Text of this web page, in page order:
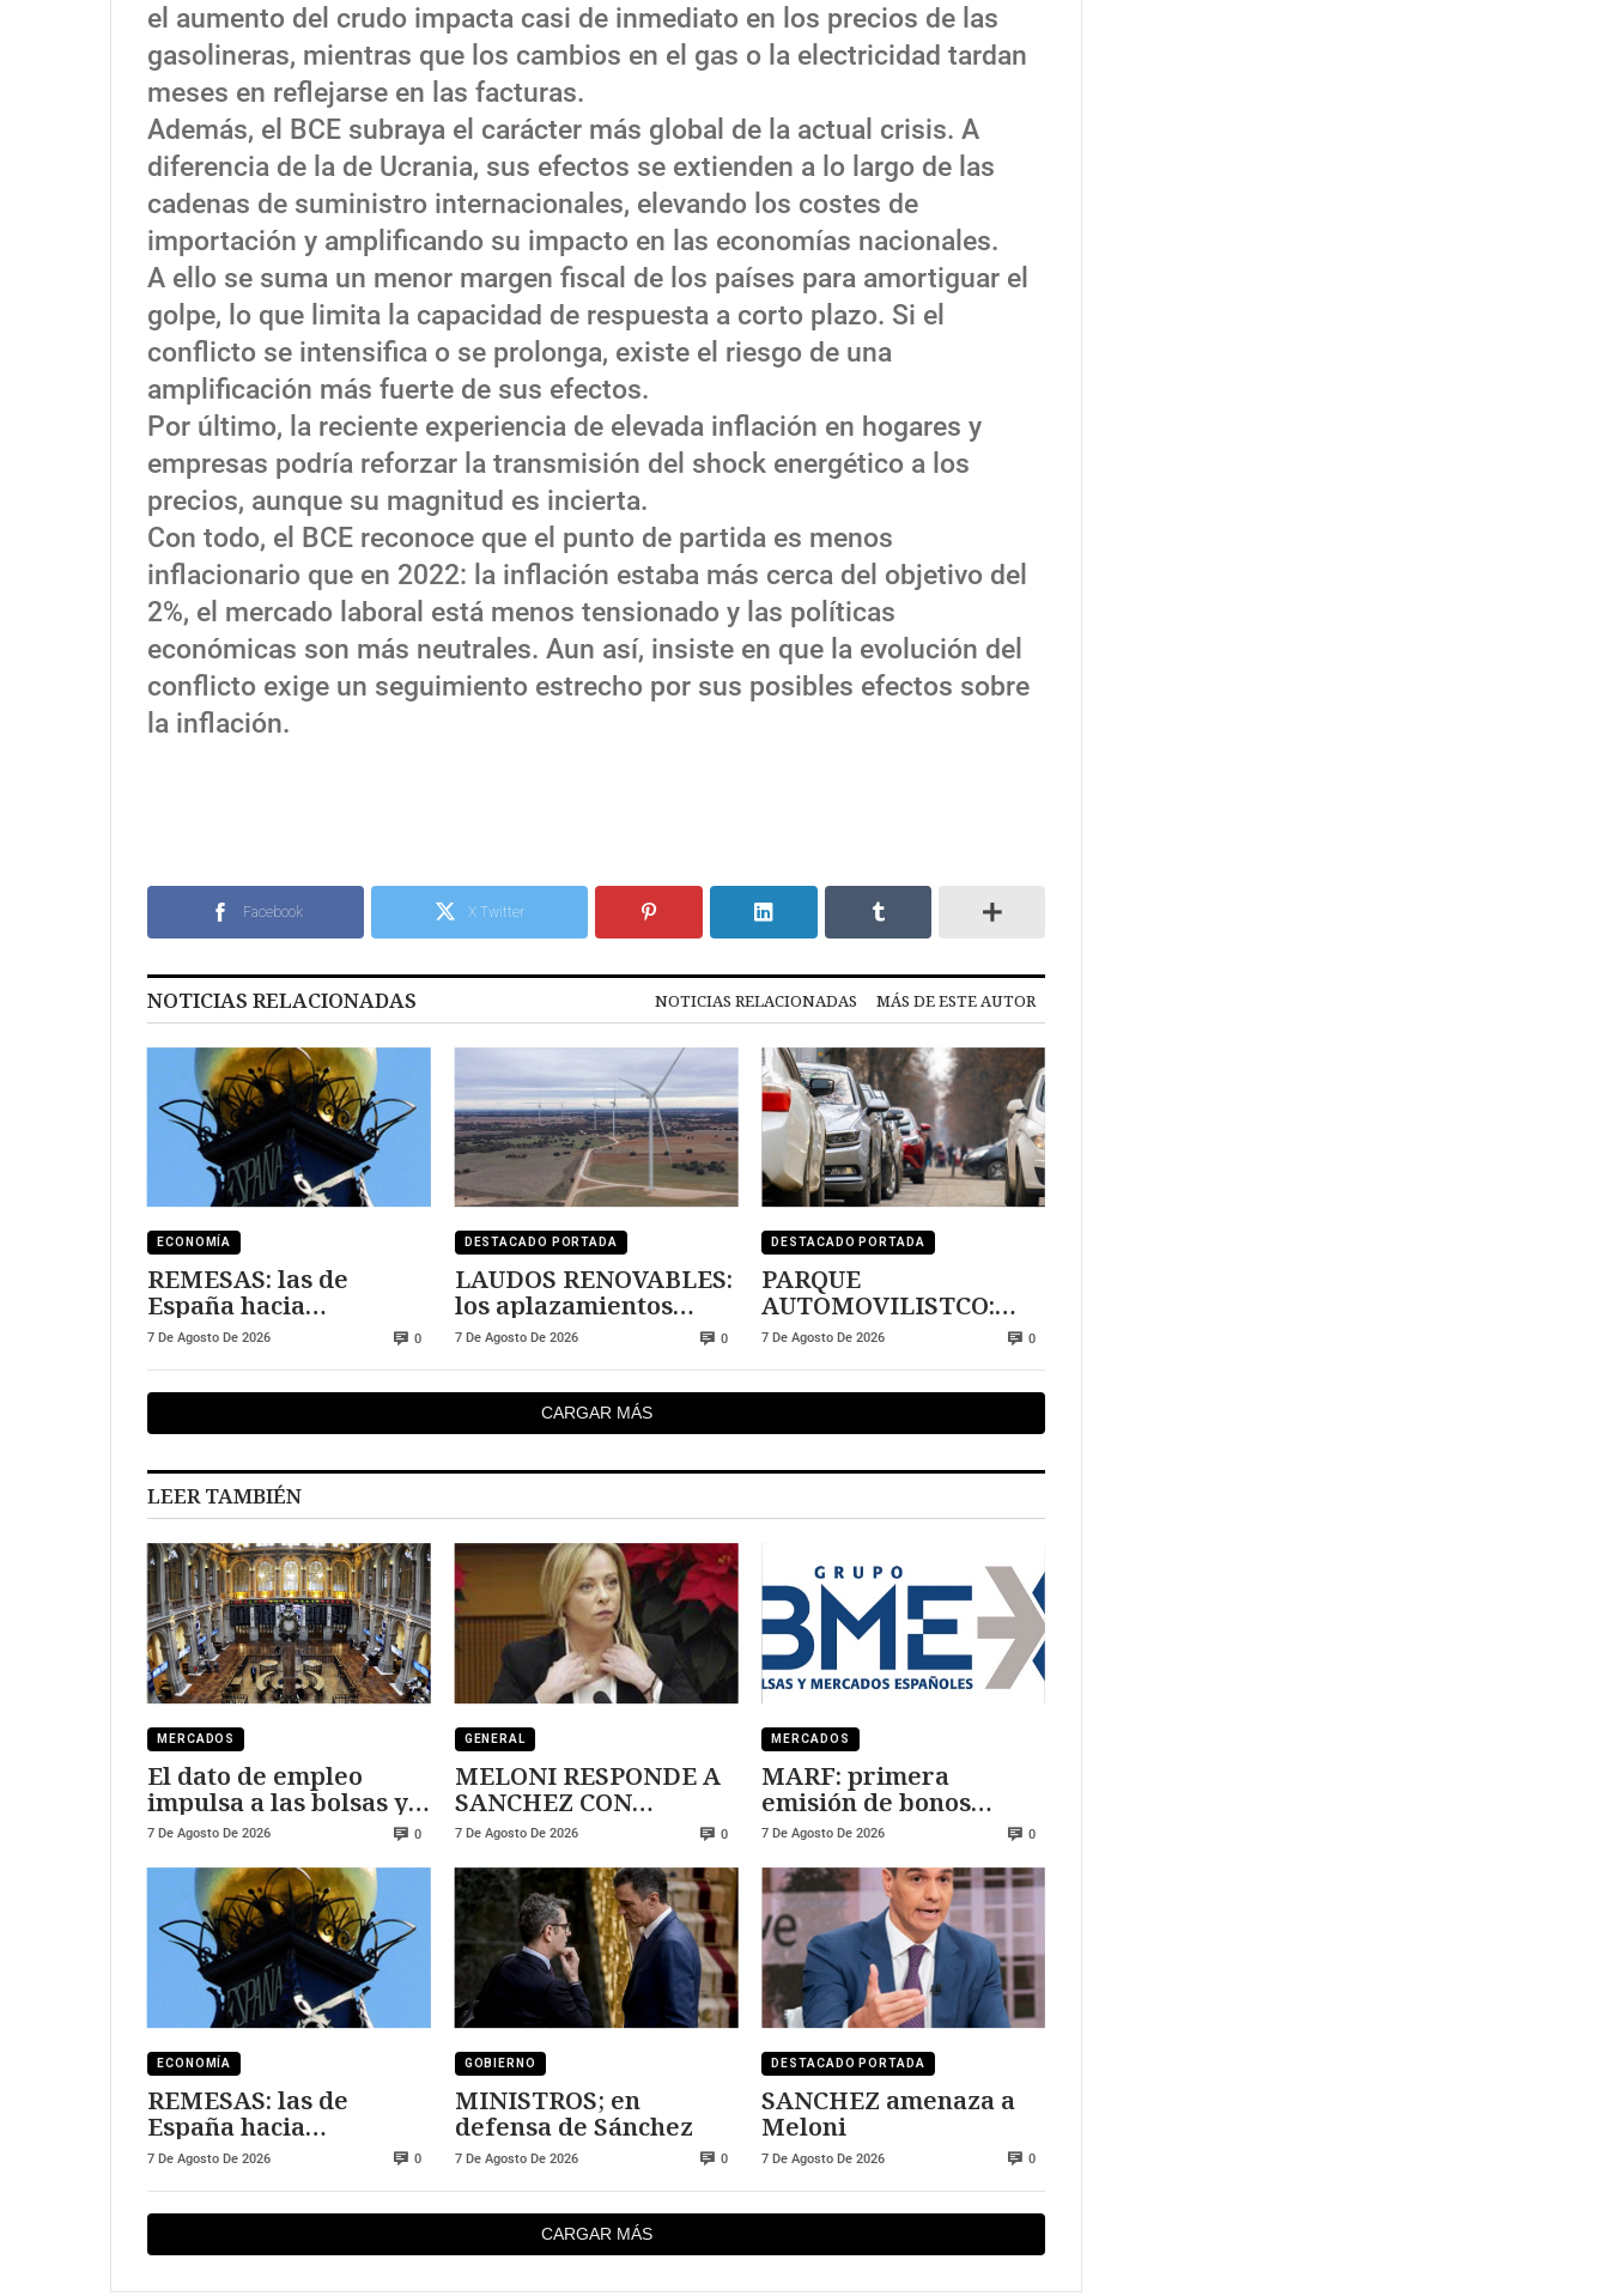
el aumento del crudo impacta casi de inmediato en los precios de las
gasolineras, mientras que los cambios en el gas o la electricidad tardan
meses en reflejarse en las facturas.
Además, el BCE subraya el carácter más global de la actual crisis. A
diferencia de la de Ucrania, sus efectos se extienden a lo largo de las
cadenas de suministro internacionales, elevando los costes de
importación y amplificando su impacto en las economías nacionales.
A ello se suma un menor margen fiscal de los países para amortiguar el
golpe, lo que limita la capacidad de respuesta a corto plazo. Si el
conflicto se intensifica o se prolonga, existe el riesgo de una
amplificación más fuerte de sus efectos.
Por último, la reciente experiencia de elevada inflación en hogares y
empresas podría reforzar la transmisión del shock energético a los
precios, aunque su magnitud es incierta.
Con todo, el BCE reconoce que el punto de partida es menos
inflacionario que en 2022: la inflación estaba más cerca del objetivo del
2%, el mercado laboral está menos tensionado y las políticas
económicas son más neutrales. Aun así, insiste en que la evolución del
conflicto exige un seguimiento estrecho por sus posibles efectos sobre
la inflación.
Facebook X Twitter
NOTICIAS RELACIONADAS NOTICIAS RELACIONADAS MÁS DE ESTE AUTOR
ECONOMÍA
REMESAS: las de
España hacia
Marruecos se han
7 De Agosto De 2026 0
DESTACADO PORTADA
LAUDOS RENOVABLES:
los aplazamientos
pueden multiplicar la
7 De Agosto De 2026 0
DESTACADO PORTADA
PARQUE
AUTOMOVILISTCO:
demasiado viejo
7 De Agosto De 2026 0
CARGAR MÁS
LEER TAMBIÉN
MERCADOS
El dato de empleo
impulsa a las bolsas y
al sector tecnológico
7 De Agosto De 2026 0
GENERAL
MELONI RESPONDE A
SANCHEZ CON
DUREZA
7 De Agosto De 2026 0
MERCADOS
MARF: primera
emisión de bonos
convertibles
7 De Agosto De 2026 0
ECONOMÍA
REMESAS: las de
España hacia
Marruecos se han
7 De Agosto De 2026 0
GOBIERNO
MINISTROS; en
defensa de Sánchez
7 De Agosto De 2026 0
DESTACADO PORTADA
SANCHEZ amenaza a
Meloni
7 De Agosto De 2026 0
CARGAR MÁS